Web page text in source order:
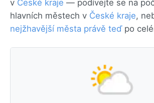
v České kraje — podívejte se na
hlavních městech v České kraje,
nejžhavější města právě teďpo